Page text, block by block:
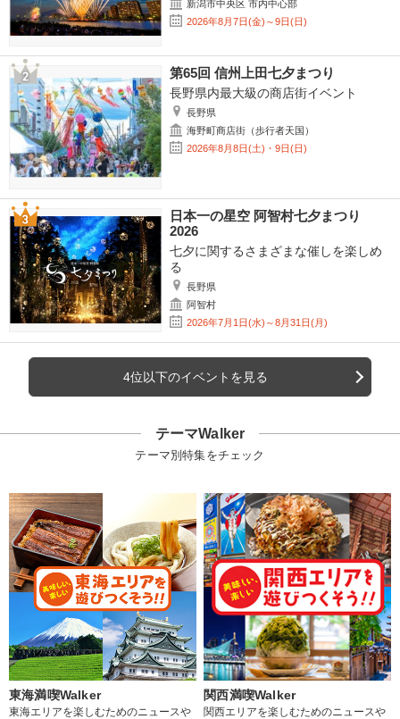
新潟市中央区 市内中心部
2026年8月7日(金)～9日(日)
第65回 信州上田七夕まつり
長野県内最大級の商店街イベント
長野県
海野町商店街（歩行者天国）
2026年8月8日(土)・9日(日)
日本一の星空 阿智村七夕まつり
2026
七夕に関するさまざまな催しを楽しめ
る
長野県
阿智村
2026年7月1日(水)～8月31日(月)
4位以下のイベントを見る
テーマWalker
テーマ別特集をチェック
東海満喫Walker
東海エリアを楽しむためのニュースや
関西満喫Walker
関西エリアを楽しむためのニュースや